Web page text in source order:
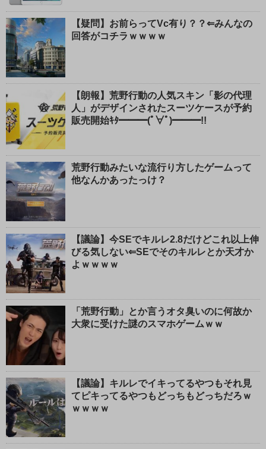
【疑問】お前らってVc有り？？⇐みんなの
回答がコチラｗｗｗｗ
【朗報】荒野行動の人気スキン「影の代理
人」がデザインされたスーツケースが予約
販売開始ｷﾀ━━━(ﾟ∀ﾟ)━━━!!
荒野行動みたいな流行り方したゲームって
他なんかあったっけ？
【議論】今SEでキルレ2.8だけどこれ以上伸
びる気しない⇐SEでそのキルレとか天才か
よｗｗｗｗ
「荒野行動」とか言うオタ臭いのに何故か
大衆に受けた謎のスマホゲームｗｗ
【議論】キルレでイキってるやつもそれ見
てピキってるやつもどっちもどっちだろｗ
ｗｗｗｗ